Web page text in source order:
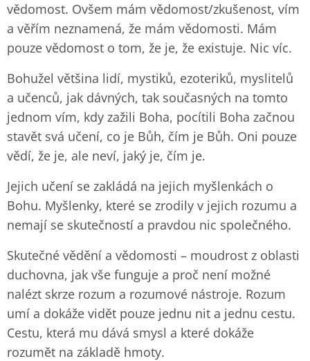
vědomost. Ovšem mám vědomost/zkušenost, vím
a věřím neznamená, že mám vědomosti. Mám
pouze vědomost o tom, že je, že existuje. Nic víc.
Bohužel většina lidí, mystiků, ezoteriků, myslitelů
a učenců, jak dávných, tak současných na tomto
jednom vím, kdy zažili Boha, pocítili Boha začnou
stavět svá učení, co je Bůh, čím je Bůh. Oni pouze
vědí, že je, ale neví, jaký je, čím je.
Jejich učení se zakládá na jejich myšlenkách o
Bohu. Myšlenky, které se zrodily v jejich rozumu a
nemají se skutečností a pravdou nic společného.
Skutečné vědění a vědomosti – moudrost z oblasti
duchovna, jak vše funguje a proč není možné
nalézt skrze rozum a rozumové nástroje. Rozum
umí a dokáže vidět pouze jednu nit a jednu cestu.
Cestu, která mu dává smysl a které dokáže
rozumět na základě hmoty.